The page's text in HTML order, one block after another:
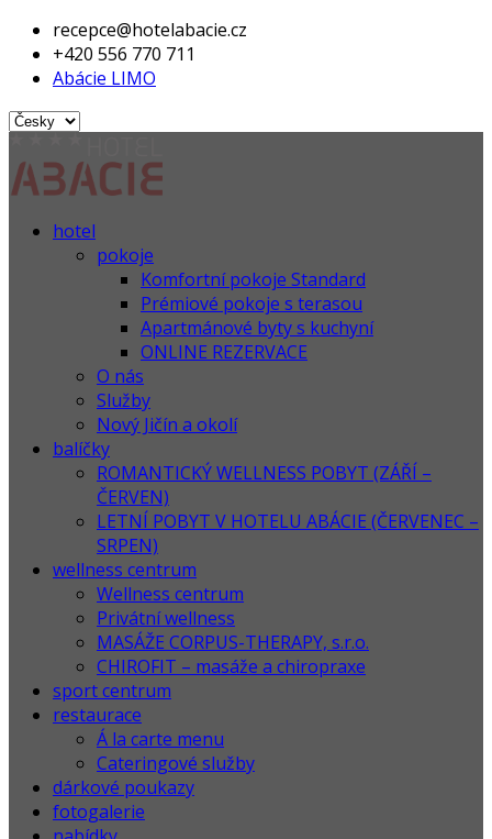
recepce@hotelabacie.cz
+420 556 770 711
Abácie LIMO
hotel
pokoje
Komfortní pokoje Standard
Prémiové pokoje s terasou
Apartmánové byty s kuchyní
ONLINE REZERVACE
O nás
Služby
Nový Jičín a okolí
balíčky
ROMANTICKÝ WELLNESS POBYT (ZÁŘÍ –
ČERVEN)
LETNÍ POBYT V HOTELU ABÁCIE (ČERVENEC –
SRPEN)
wellness centrum
Wellness centrum
Privátní wellness
MASÁŽE CORPUS-THERAPY, s.r.o.
CHIROFIT – masáže a chiropraxe
sport centrum
restaurace
Á la carte menu
Cateringové služby
dárkové poukazy
fotogalerie